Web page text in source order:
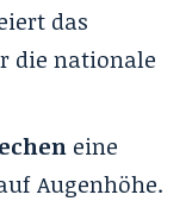
das
die nationale
eine
Augenhöhe.